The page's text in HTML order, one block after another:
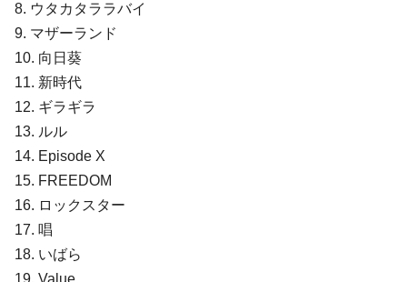
8. ウタカタララバイ
9. マザーランド
10. 向⽇葵
11. 新時代
12. ギラギラ
13. ルル
14. Episode X
15. FREEDOM
16. ロックスター
17. 唱
18. いばら